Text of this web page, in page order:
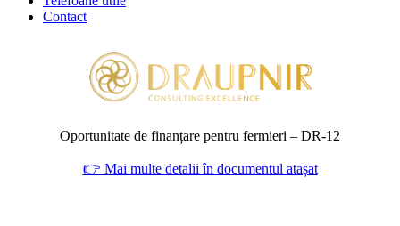
Contact
Oportunitate de finanțare pentru fermieri – DR‑12
👉 Mai multe detalii în documentul atașat